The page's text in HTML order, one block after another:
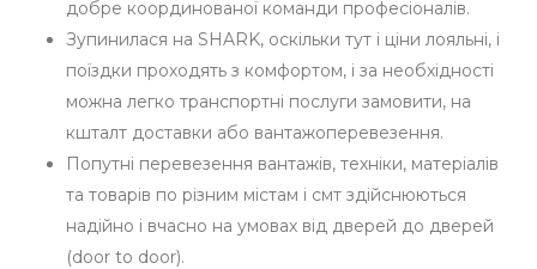
добре координованої команди професіоналів.
Зупинилася на SHARK, оскільки тут і ціни лояльні, і
поїздки проходять з комфортом, і за необхідності
можна легко транспортні послуги замовити, на
кшталт доставки або вантажоперевезення.
Попутні перевезення вантажів, техніки, матеріалів
та товарів по різним містам і смт здійснюються
надійно і вчасно на умовах від дверей до дверей
(door to door).